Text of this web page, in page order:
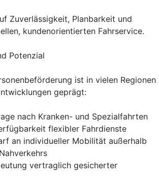
Zuverlässigkeit, Planbarkeit und
kundenorientierten Fahrservice.
Potenzial
ist in vielen Regionen
geprägt:
nach Kranken- und Spezialfahrten
flexibler Fahrdienste
an individueller Mobilität außerhalb
vertraglich gesicherter